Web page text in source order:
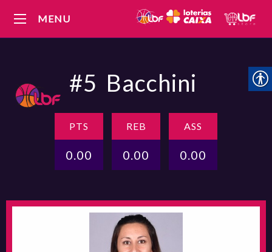
MENU
#5 Bacchini
PTS
0.00
REB
0.00
ASS
0.00